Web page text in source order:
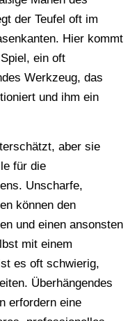
der Teufel oft im
Hier kommt
ein oft
Werkzeug, das
und ihm ein
aber sie
für die
Unscharfe,
können den
und einen ansonsten
mit einem
es oft schwierig,
Überhängendes
erfordern eine